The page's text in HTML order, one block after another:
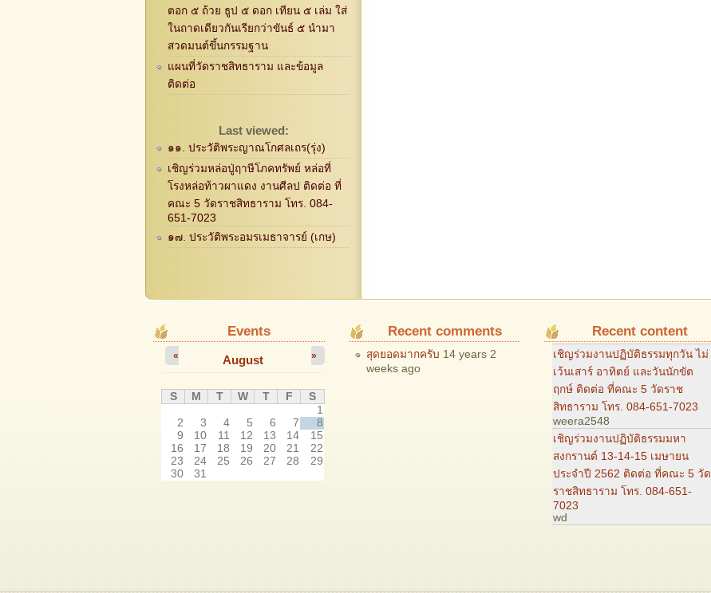
ตอก ๕ ถ้วย ธูป ๕ ดอก เทียน ๕ เล่ม ใส่
ในถาดเดียวกันเรียกว่าขันธ์ ๕ นำมา
สวดมนต์ขึ้นกรรมฐาน
แผนที่วัดราชสิทธาราม และข้อมูล
ติดต่อ
Last viewed:
๑๑. ประวัติพระญาณโกศลเถร(รุ่ง)
เชิญร่วมหล่อปู่ฤาษีโภคทรัพย์ หล่อที่
โรงหล่อท้าวผาแดง งานศีลป ติดต่อ ที่
คณะ 5 วัดราชสิทธาราม โทร. 084-
651-7023
๑๗. ประวัติพระอมรเมธาจารย์ (เกษ)
Events
August
« »
S M T W T F
S
1
2
3 4 5 6 7
8
9
10 11 12 13 14
15
16
17 18 19 20 21
22
23
24 25 26 27 28
29
30
31
Recent comments
สุดยอดมากครับ 14 years 2
weeks ago
Recent content
เชิญร่วมงานปฏิบัติธรรมทุกวัน ไม่
เว้นเสาร์ อาทิตย์ และวันนักขัต
ฤกษ์ ติดต่อ ที่คณะ 5 วัดราช
สิทธาราม โทร. 084-651-7023
weera2548
เชิญร่วมงานปฏิบัติธรรมมหา
สงกรานต์ 13-14-15 เมษายน
ประจำปี 2562 ติดต่อ ที่คณะ 5 วัด
ราชสิทธาราม โทร. 084-651-
7023
wd